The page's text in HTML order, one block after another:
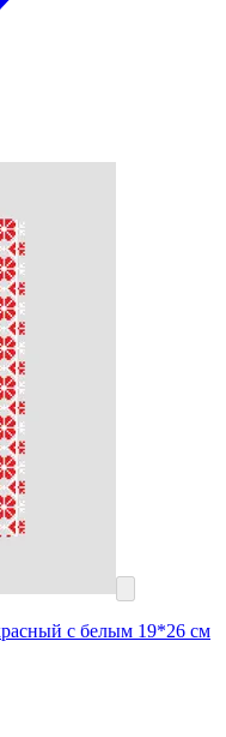
с белым 19*26 см